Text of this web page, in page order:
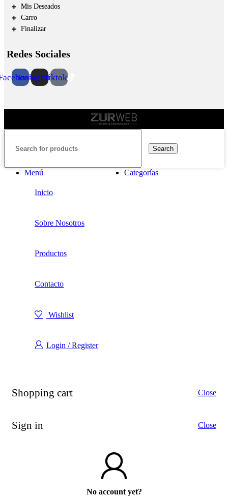
Mis Deseados
Carro
Finalizar
Redes Sociales
InstagramTiktok
Search
Menú Categorías
Inicio
Sobre Nosotros
Productos
Contacto
Wishlist
Login / Register
Shopping cart Close
Sign in Close
No account yet?